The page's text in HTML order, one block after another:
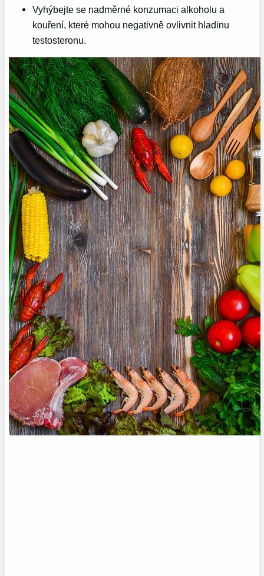
Vyhýbejte se nadměrné konzumaci alkoholu a
kouření, které mohou negativně ovlivnit hladinu
testosteronu.